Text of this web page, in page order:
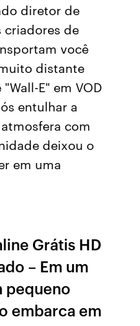
diretor de
criadores de
você
distante
E" em VOD
entulhar a
com
deixou o
em uma
Grátis HD
– Em um
pequeno
embarca em